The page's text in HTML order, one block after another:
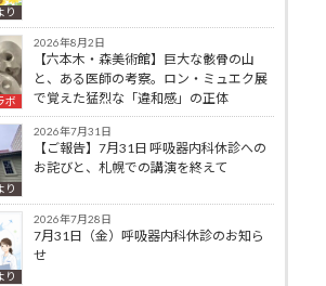
り
ボ
2026年8月2日
【六本木・森美術館】巨大な骸骨の山
と、ある医師の考察。ロン・ミュエク展
で覚えた猛烈な「違和感」の正体
り
2026年7月31日
【ご報告】7月31日 呼吸器内科休診への
お詫びと、札幌での講演を終えて
り
2026年7月28日
7月31日（金）呼吸器内科休診のお知ら
せ